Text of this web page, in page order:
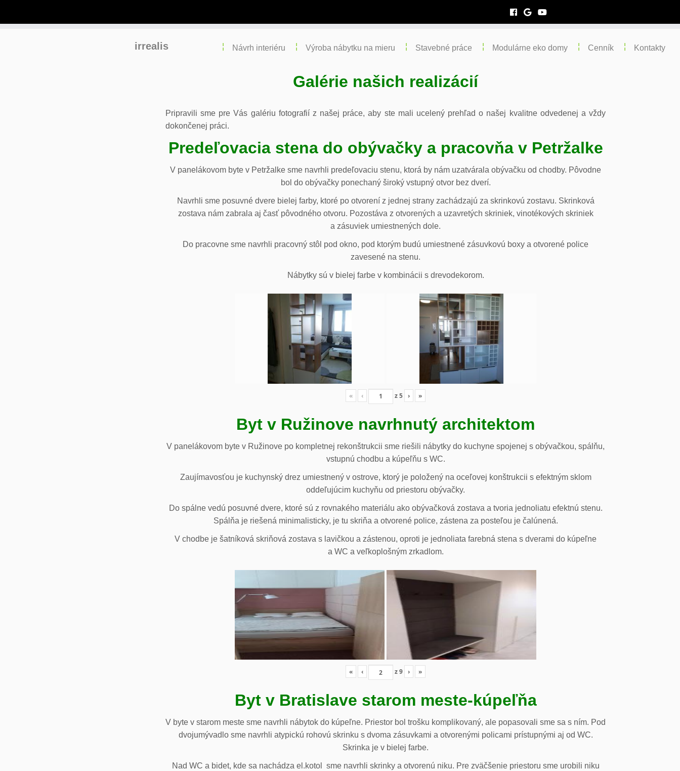
irrealis Návrh interiéru Výroba nábytku na mieru Stavebné práce Modulárne eko domy Cenník Kontakty
Galérie našich realizácií
Pripravili sme pre Vás galériu fotografií z našej práce, aby ste mali ucelený prehľad o našej kvalitne odvedenej a vždy
dokončenej práci.
Predeľovacia stena do obývačky a pracovňa v Petržalke
V panelákovom byte v Petržalke sme navrhli predeľovaciu stenu, ktorá by nám uzatvárala obývačku od chodby. Pôvodne
bol do obývačky ponechaný široký vstupný otvor bez dverí.
Navrhli sme posuvné dvere bielej farby, ktoré po otvorení z jednej strany zachádzajú za skrinkovú zostavu. Skrinková
zostava nám zabrala aj časť pôvodného otvoru. Pozostáva z otvorených a uzavretých skriniek, vinotékových skriniek
a zásuviek umiestnených dole.
Do pracovne sme navrhli pracovný stôl pod okno, pod ktorým budú umiestnené zásuvkovú boxy a otvorené police
zavesené na stenu.
Nábytky sú v bielej farbe v kombinácii s drevodekorom.
« ‹ z5 › »
Byt v Ružinove navrhnutý architektom
V panelákovom byte v Ružinove po kompletnej rekonštrukcii sme riešili nábytky do kuchyne spojenej s obývačkou, spálňu,
vstupnú chodbu a kúpeľňu s WC.
Zaujímavosťou je kuchynský drez umiestnený v ostrove, ktorý je položený na oceľovej konštrukcii s efektným sklom
oddeľujúcim kuchyňu od priestoru obývačky.
Do spálne vedú posuvné dvere, ktoré sú z rovnakého materiálu ako obývačková zostava a tvoria jednoliatu efektnú stenu.
Spálňa je riešená minimalisticky, je tu skriňa a otvorené police, zástena za posteľou je čalúnená.
V chodbe je šatníková skriňová zostava s lavičkou a zástenou, oproti je jednoliata farebná stena s dverami do kúpeľne
a WC a veľkoplošným zrkadlom.
« ‹ z9 › »
Byt v Bratislave starom meste-kúpeľňa
V byte v starom meste sme navrhli nábytok do kúpeľne. Priestor bol trošku komplikovaný, ale popasovali sme sa s ním. Pod
dvojumývadlo sme navrhli atypickú rohovú skrinku s dvoma zásuvkami a otvorenými policami prístupnými aj od WC.
Skrinka je v bielej farbe.
Nad WC a bidet, kde sa nachádza el.kotol sme navrhli skrinky a otvorenú niku. Pre zväčšenie priestoru sme urobili niku